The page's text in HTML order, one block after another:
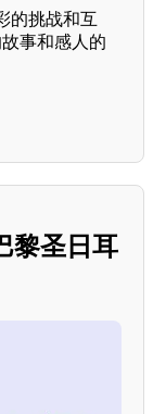
的挑战和互
事和感人的
黎圣日耳